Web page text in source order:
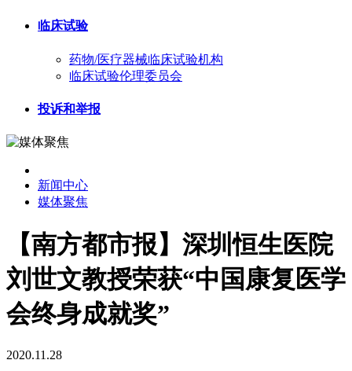
临床试验
药物/医疗器械临床试验机构
临床试验伦理委员会
投诉和举报
新闻中心
媒体聚焦
【南方都市报】深圳恒生医院
刘世文教授荣获“中国康复医学
会终身成就奖”
2020.11.28